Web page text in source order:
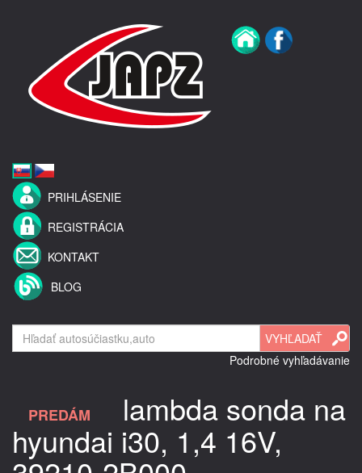
PRIHLÁSENIE
REGISTRÁCIA
KONTAKT
BLOG
Podrobné vyhľadávanie
PREDÁM lambda sonda na
hyundai i30, 1,4 16V,